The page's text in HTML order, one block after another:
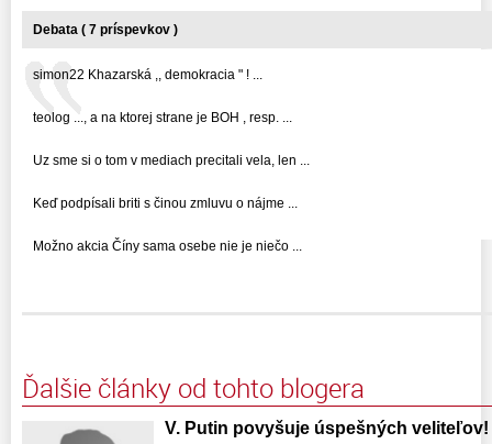
Debata ( 7 príspevkov )
simon22 Khazarská ,, demokracia " ! ...
teolog ..., a na ktorej strane je BOH , resp. ...
Uz sme si o tom v mediach precitali vela, len ...
Keď podpísali briti s činou zmluvu o nájme ...
Možno akcia Číny sama osebe nie je niečo ...
Ďalšie články od tohto blogera
V. Putin povyšuje úspešných veliteľov!